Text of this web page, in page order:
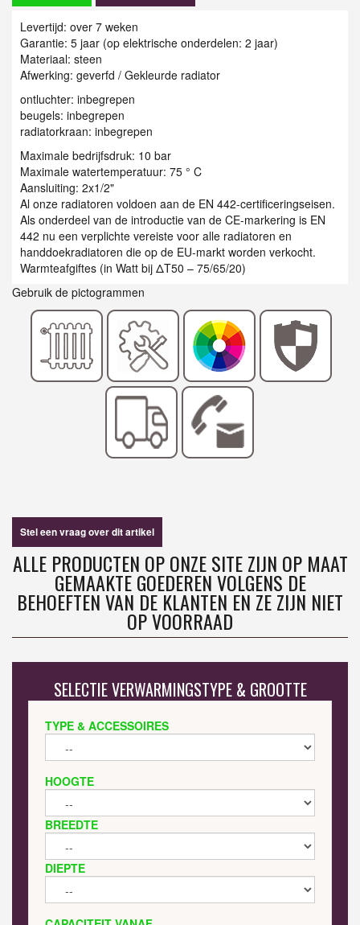
Levertijd: over 7 weken
Garantie: 5 jaar (op elektrische onderdelen: 2 jaar)
Materiaal: steen
Afwerking: geverfd / Gekleurde radiator
ontluchter: inbegrepen
beugels: inbegrepen
radiatorkraan: inbegrepen
Maximale bedrijfsdruk: 10 bar
Maximale watertemperatuur: 75 ° C
Aansluiting: 2x1/2"
Al onze radiatoren voldoen aan de EN 442-certificeringseisen.
Als onderdeel van de introductie van de CE-markering is EN
442 nu een verplichte vereiste voor alle radiatoren en
handdoekradiatoren die op de EU-markt worden verkocht.
Warmteafgiftes (in Watt bij ΔT50 – 75/65/20)
Gebruik de pictogrammen
Stel een vraag over dit artikel
ALLE PRODUCTEN OP ONZE SITE ZIJN OP MAAT
GEMAAKTE GOEDEREN VOLGENS DE
BEHOEFTEN VAN DE KLANTEN EN ZE ZIJN NIET
OP VOORRAAD
SELECTIE VERWARMINGSTYPE & GROOTTE
TYPE & ACCESSOIRES
HOOGTE
BREEDTE
DIEPTE